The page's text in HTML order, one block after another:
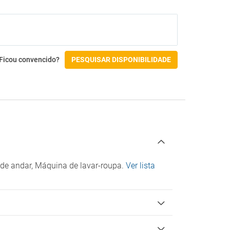
Check-in/Check-out
Ficou convencido? PESQUISAR DISPONIBILIDADE
andar, Máquina de lavar-roupa. Ver lista